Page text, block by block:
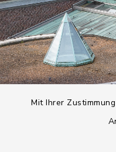
Mit Ihrer